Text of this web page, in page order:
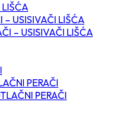
– USISIVAČI LIŠĆA
– USISIVAČI LIŠĆA
PERAČI
PERAČI